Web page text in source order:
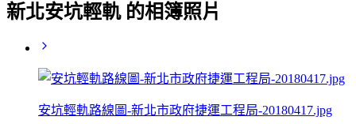
新北安坑輕軌 的相簿照片
安坑輕軌路線圖-新北市政府捷運工程局-20180417.jpg